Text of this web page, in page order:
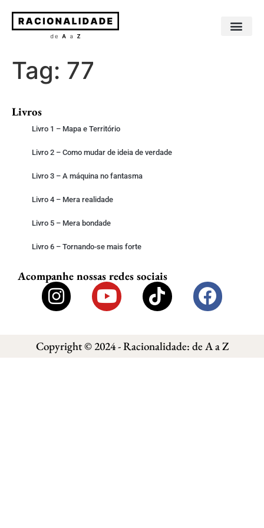
Tag: 77
Livros
Livro 1 – Mapa e Território
Livro 2 – Como mudar de ideia de verdade
Livro 3 – A máquina no fantasma
Livro 4 – Mera realidade
Livro 5 – Mera bondade
Livro 6 – Tornando-se mais forte
Acompanhe nossas redes sociais
Copyright © 2024 - Racionalidade: de A a Z